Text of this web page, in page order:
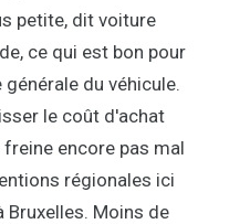
petite, dit voiture
ce qui est bon pour
du véhicule.
le coût d'achat
encore pas mal
régionales ici
Bruxelles. Moins de